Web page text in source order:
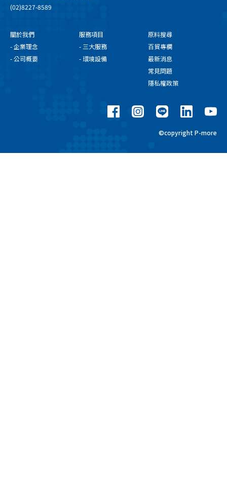
(02)8227-8589
關於我們
- 企業理念
- 公司概要
服務項目
- 三大服務
- 環境設備
原料搜尋
百貿專欄
最新消息
常見問題
隱私權政策
©copyright P-more